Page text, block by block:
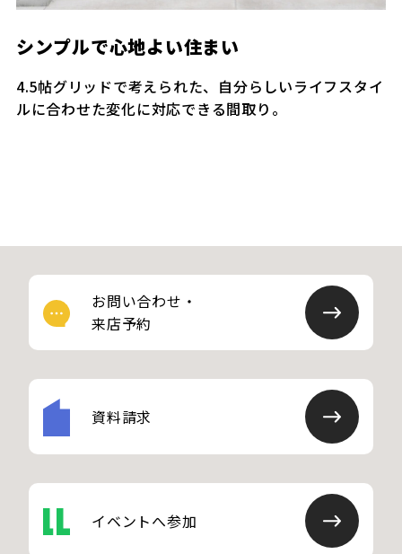
シンプルで心地よい住まい
4.5帖グリッドで考えられた、自分らしいライフスタイ
ルに合わせた変化に対応できる間取り。
お問い合わせ・
来店予約
資料請求
イベントへ参加